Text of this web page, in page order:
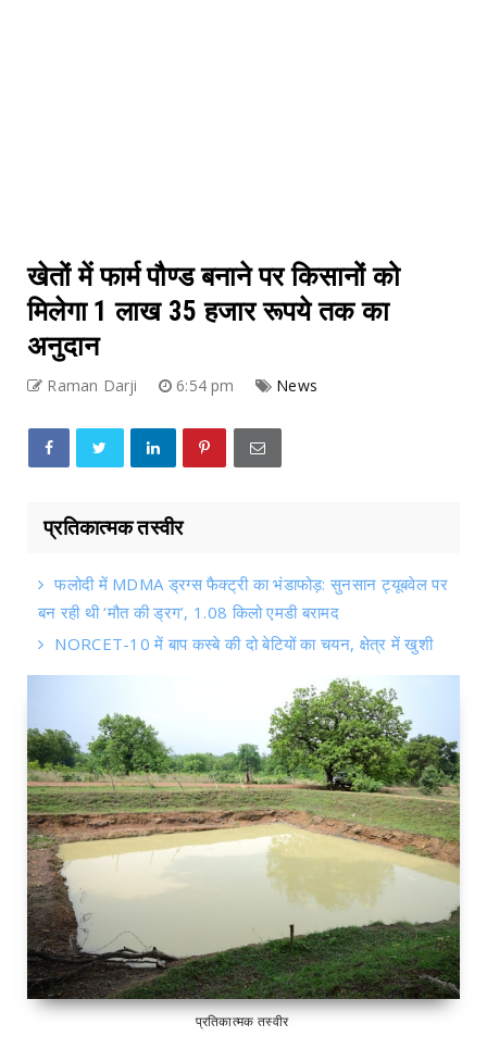
खेतों में फार्म पौण्ड बनाने पर किसानों को
मिलेगा 1 लाख 35 हजार रूपये तक का
अनुदान
Raman Darji 6:54 pm News
प्रतिकात्मक तस्वीर
फलोदी में MDMA ड्रग्स फैक्ट्री का भंडाफोड़: सुनसान ट्यूबवेल पर
बन रही थी ‘मौत की ड्रग’, 1.08 किलो एमडी बरामद
NORCET-10 में बाप कस्बे की दो बेटियों का चयन, क्षेत्र में खुशी
प्रतिकात्मक तस्वीर